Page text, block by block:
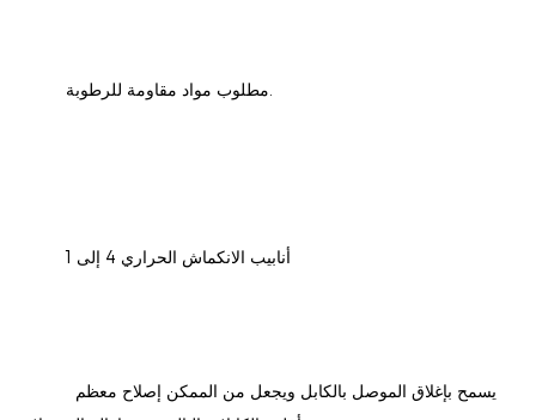
          أنابيب الانكماش الحراري 4 إلى 1